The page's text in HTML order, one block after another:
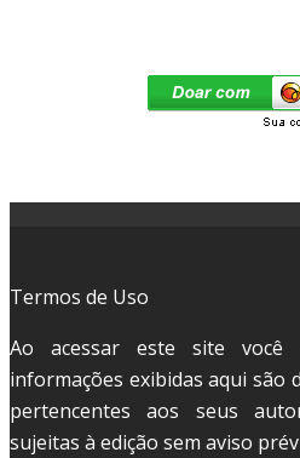
Termos de Uso
Ao acessar este site você
informações exibidas aqui são
pertencentes aos seus
sujeitas à edição sem aviso